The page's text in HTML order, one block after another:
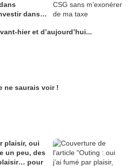
dans
hier et d’aujourd’hui...
ne saurais voir !
plaisir, oui
un peu, des
pour